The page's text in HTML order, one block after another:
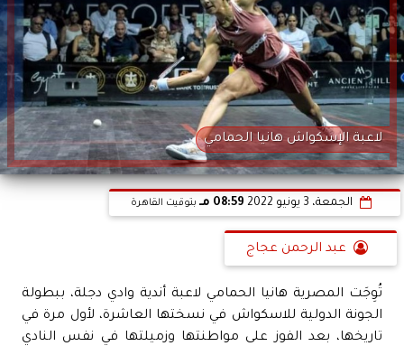
لاعبة الإسكواش هانيا الحمامي
الجمعة، 3 يونيو 2022 08:59 مـ بتوقيت القاهرة
عبد الرحمن عجاج
تُوِجَت المصرية هانيا الحمامي لاعبة أندية وادي دجلة، ببطولة
الجونة الدولية للاسكواش في نسختها العاشرة، لأول مرة في
تاريخها، بعد الفوز على مواطنتها وزميلتها في نفس النادي